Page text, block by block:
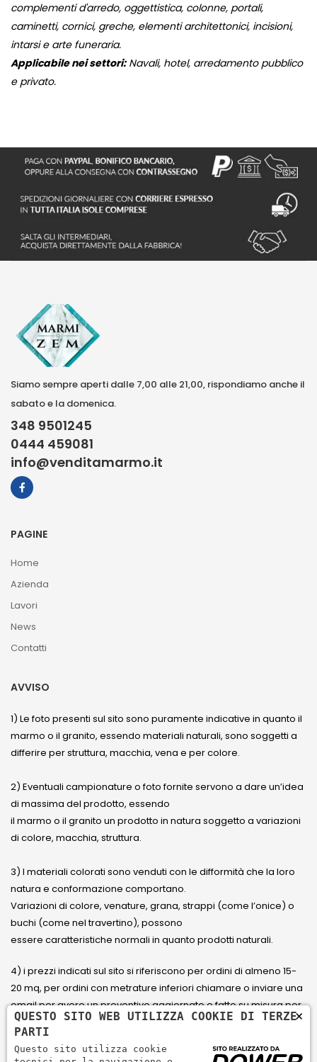
complementi d'arredo, oggettistica, colonne, portali,
caminetti, cornici, greche, elementi architettonici, incisioni,
intarsi e arte funeraria.
Applicabile nei settori:Navali, hotel, arredamento pubblico
e privato.
Siamo sempre aperti dalle 7,00 alle 21,00, rispondiamo anche il
sabato e la domenica.
348 9501245
0444 459081
info@venditamarmo.it
PAGINE
Home
Azienda
Lavori
News
Contatti
AVVISO
1) Le foto presenti sul sito sono puramente indicative in quanto il
marmo o il granito, essendo materiali naturali, sono soggetti a
differire per struttura, macchia, vena e per colore.
2) Eventuali campionature o foto fornite servono a dare un’idea
di massima del prodotto, essendo
il marmo o il granito un prodotto in natura soggetto a variazioni
di colore, macchia, struttura.
3) I materiali colorati sono venduti con le difformità che la loro
natura e conformazione comportano.
Variazioni di colore, venature, grana, strappi (come l’onice) o
buchi (come nel travertino), possono
essere caratteristiche normali in quanto prodotti naturali.
4) i prezzi indicati sul sito si riferiscono per ordini di almeno 15-
20 mq, per ordini con metrature inferiori chiamare o inviare una
email per avere un preventivo aggiornato e fatto su misura per
il cliente.
5) Paga con Carta di credito Visa, Visa Electron, Maestro,
×
QUESTO SITO WEB UTILIZZA COOKIE DI TERZE
PARTI
Questo sito utilizza cookie